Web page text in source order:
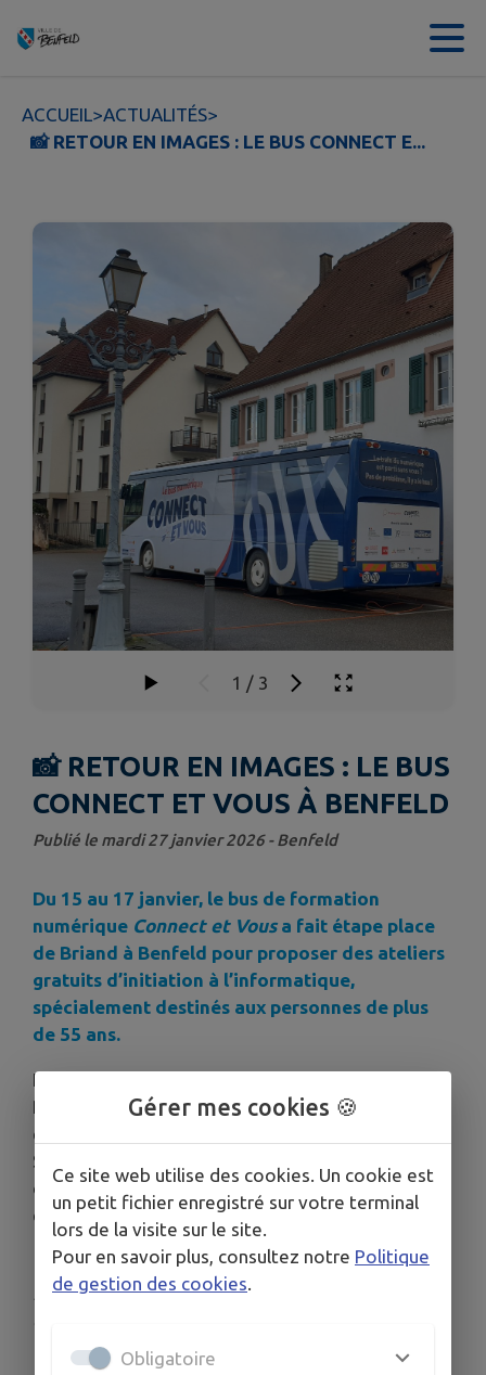
Contenu
ACCUEIL>ACTUALITÉS>
📸 RETOUR EN IMAGES : LE BUS CONNECT E...
1 / 3
📸 RETOUR EN IMAGES : LE BUS
CONNECT ET VOUS À BENFELD
Publié le mardi 27 janvier 2026 - Benfeld
Du 15 au 17 janvier, le bus de formation
numérique Connect et Vousa fait étape place
de Briand à Benfeld pour proposer des ateliers
gratuits d’initiation à l’informatique,
spécialement destinés aux personnes de plus
de 55 ans.
Encadrés par l’organisme pédagogique
Pedagome avec le soutien de la Région Grand Est
et de plusieurs partenaires : Malakoff Humanis,
SFR, IRCEM, et AG2R La Mondiale, ces sessions
ont permis à de nombreux participants de gagner
en autonomie dans l’usage des outils numériques.
Publié par Ville de Benfeld-service
Gérer mes cookies 🍪
Ce site web utilise des cookies. Un cookie est
un petit fichier enregistré sur votre terminal
lors de la visite sur le site.
Pour en savoir plus, consultez notre Politique
de gestion des cookies.
Obligatoire